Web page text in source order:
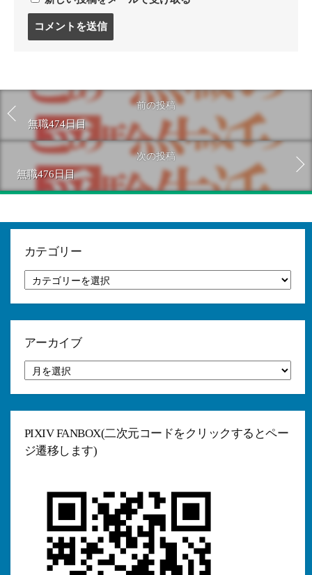
る
前の投稿
無職474日目
次の投稿
無職476日目
カテゴリー
テ
ゴ
アーカイブ
ー
カ
PIXIV FANBOX(二次元コードをクリックするとペー
ジ遷移します)